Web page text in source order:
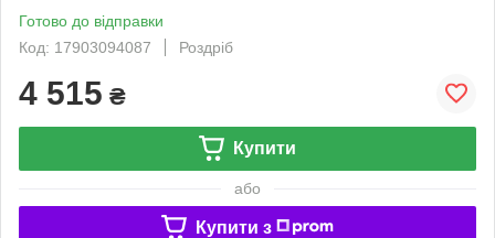
Готово до відправки
Код: 17903094087
Роздріб
4 515 ₴
Купити
або
Купити з